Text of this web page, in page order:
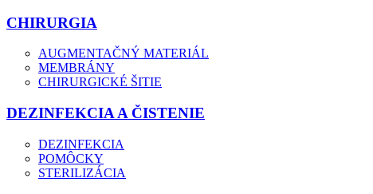
CHIRURGIA
AUGMENTAČNÝ MATERIÁL
MEMBRÁNY
CHIRURGICKÉ ŠITIE
DEZINFEKCIA A ČISTENIE
DEZINFEKCIA
POMÔCKY
STERILIZÁCIA